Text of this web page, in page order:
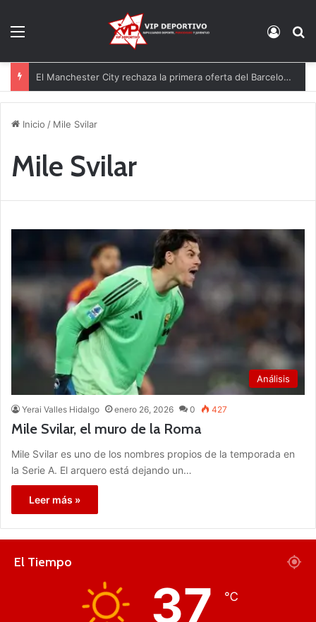
El Manchester City rechaza la primera oferta del Barcelona por Rodri
Inicio / Mile Svilar
Mile Svilar
Análisis
Yerai Valles Hidalgo enero 26, 2026 0 427
Mile Svilar, el muro de la Roma
Mile Svilar es uno de los nombres propios de la temporada en
la Serie A. El arquero está dejando un…
Leer más »
El Tiempo
37 ℃